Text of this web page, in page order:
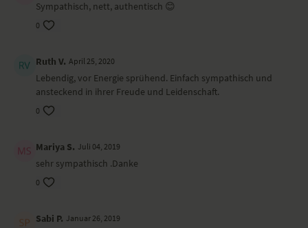
Sympathisch, nett, authentisch 😊
0
Ruth V. April 25, 2020
Lebendig, vor Energie sprühend. Einfach sympathisch und
ansteckend in ihrer Freude und Leidenschaft.
0
Mariya S. Juli 04, 2019
sehr sympathisch .Danke
0
Sabi P. Januar 26, 2019